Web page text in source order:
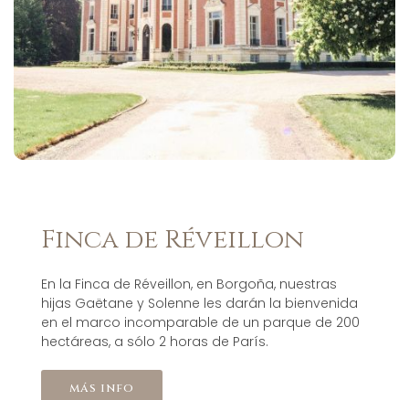
Finca de Réveillon
En la Finca de Réveillon, en Borgoña, nuestras
hijas Gaëtane y Solenne les darán la bienvenida
en el marco incomparable de un parque de 200
hectáreas, a sólo 2 horas de París.
más info